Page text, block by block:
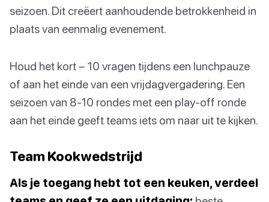
seizoen. Dit creëert aanhoudende betrokkenheid in
plaats van eenmalig evenement.
Houd het kort – 10 vragen tijdens een lunchpauze
of aan het einde van een vrijdagvergadering. Een
seizoen van 8-10 rondes met een play-off ronde
aan het einde geeft teams iets om naar uit te kijken.
Team Kookwedstrijd
Als je toegang hebt tot een keuken, verdeel